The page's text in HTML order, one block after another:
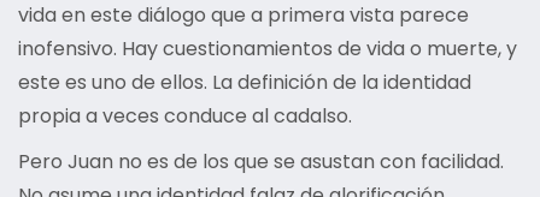
vida en este diálogo que a primera vista parece
inofensivo. Hay cuestionamientos de vida o muerte, y
este es uno de ellos. La definición de la identidad
propia a veces conduce al cadalso.
Pero Juan no es de los que se asustan con facilidad.